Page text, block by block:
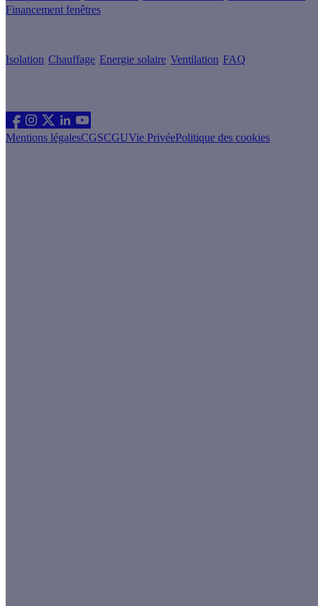
Financement fenêtres
Isolation Chauffage Energie solaire Ventilation FAQ
Mentions légalesCGSCGUVie PrivéePolitique des cookies